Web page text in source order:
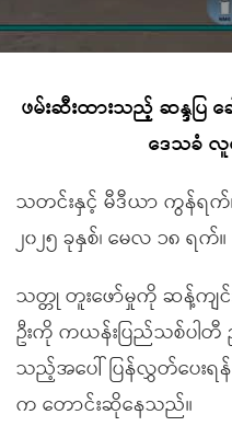
ဖမ်းဆီးထားသည့် ဆန္ဒပြ ခ
ဒေသခံ
သတင်းနှင့် မီဒီယာ ကွန်ရက်
၂၀၂၅ ခုနှစ်၊ မေလ ၁၈ ရက်။
သတ္တု တူးဖော်မှုကို ဆန့်ကျ
ဦးကို ကယန်းပြည်သစ်ပါတီ
သည့်အပေါ် ပြန်လွှတ်ပေး
က တောင်းဆိုနေသည်။